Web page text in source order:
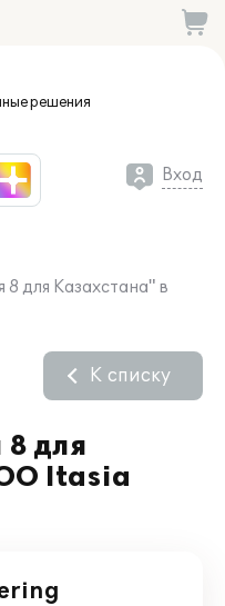
решения
Вход
для Казахстана" в
для
Itasia
К списку